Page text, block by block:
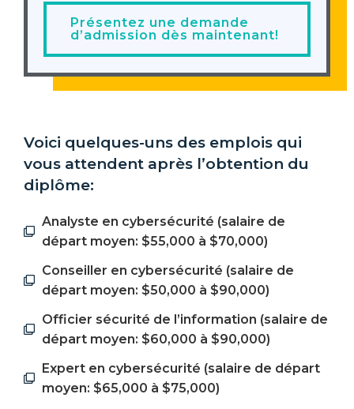
Présentez une demande
d’admission dès maintenant!
Voici quelques-uns des emplois qui
vous attendent après l’obtention du
diplôme:
Analyste en cybersécurité (salaire de
départ moyen: $55,000 à $70,000)
Conseiller en cybersécurité (salaire de
départ moyen: $50,000 à $90,000)
Officier sécurité de l’information (salaire de
départ moyen: $60,000 à $90,000)
Expert en cybersécurité (salaire de départ
moyen: $65,000 à $75,000)